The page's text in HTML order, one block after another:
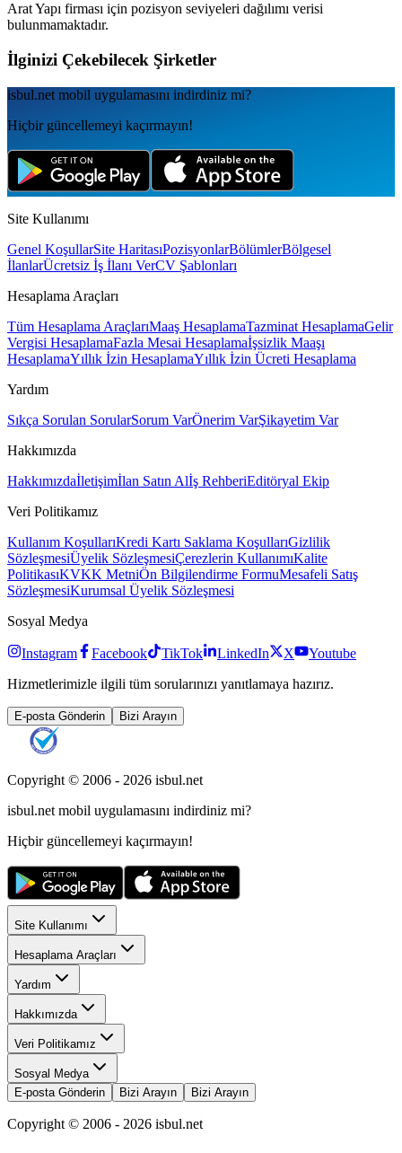
Arat Yapı firması için pozisyon seviyeleri dağılımı verisi
bulunmamaktadır.
İlginizi Çekebilecek Şirketler
isbul.net mobil uygulamаsını indirdiniz mi?
Hiçbir güncellemeyi kaçırmayın!
Site Kullanımı
Genel KoşullarSite HaritasıPozisyonlarBölümlerBölgesel
İlanlarÜcretsiz İş İlanı VerCV Şablonları
Hesaplama Araçları
Tüm Hesaplama AraçlarıMaaş HesaplamaTazminat HesaplamaGelir
Vergisi HesaplamaFazla Mesai Hesaplamaİşsizlik Maaşı
HesaplamaYıllık İzin HesaplamaYıllık İzin Ücreti Hesaplama
Yardım
Sıkça Sorulan SorularSorum VarÖnerim VarŞikayetim Var
Hakkımızda
Hakkımızdaİletişimİlan Satın Alİş RehberiEditöryal Ekip
Veri Politikamız
Kullanım KoşullarıKredi Kartı Saklama KoşullarıGizlilik
SözleşmesiÜyelik SözleşmesiÇerezlerin KullanımıKalite
PolitikasıKVKK MetniÖn Bilgilendirme FormuMesafeli Satış
SözleşmesiKurumsal Üyelik Sözleşmesi
Sosyal Medya
Instagram Facebook TikTok LinkedIn X
Youtube
Hizmetlerimizle ilgili tüm sorularınızı yanıtlamaya hazırız.
E-posta Gönderin Bizi Arayın
Copyright © 2006 - 2026 isbul.net
isbul.net mobil uygulamasını indirdiniz mi?
Hiçbir güncellemeyi kaçırmayın!
Site Kullanımı
Hesaplama Araçları
Yardım
Hakkımızda
Veri Politikamız
Sosyal Medya
E-posta Gönderin
Bizi Arayın Bizi Arayın
Copyright © 2006 - 2026 isbul.net